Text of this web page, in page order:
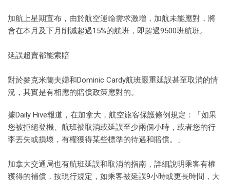
加航上星期宣布，由於航空運輸需求激增，加航未能應對，將
會在本月及下月削減超過15%的航班，即超過9500班航班。
延誤超賣都能索賠
對於麥克米蘭夫婦和Dominic Cardy航班嚴重延誤甚至取消的情
況，其實是有相應的賠償政策應對的。
據Daily Hive報道，在加拿大，航空旅客保護條例規定：「如果
您被拒絕登機、航班被取消或延誤至少兩個小時，或者您的行
李丟失或損壞，有權獲得某些標準的待遇和賠償。」
加拿大交通局也有航班延誤和取消的指南，詳細說明乘客有權
獲得的補償，按現行規定，如乘客被延誤9小時或更長時間，大